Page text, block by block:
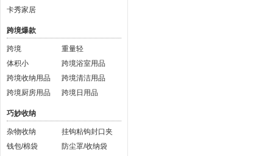
卡秀家居
跨境爆款
跨境
重量轻
体积小
跨境浴室用品
跨境收纳用品
跨境清洁用品
跨境厨房用品
跨境日用品
巧妙收纳
杂物收纳
挂钩粘钩封口夹
钱包/棉袋
防尘罩/收纳袋